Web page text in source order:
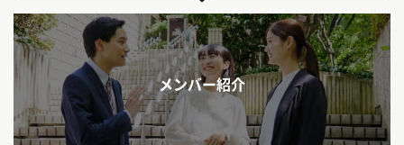
メンバー紹介